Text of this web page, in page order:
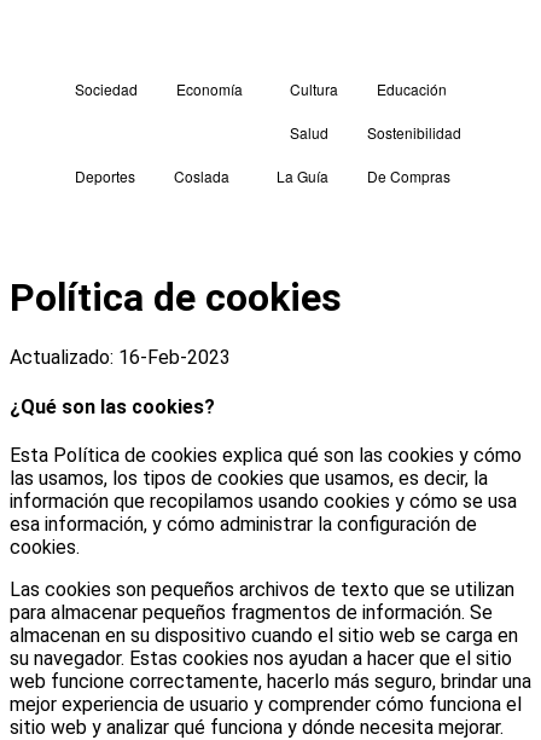
Sociedad Economía Cultura Educación
Salud Sostenibilidad
Deportes Coslada La Guía De Compras
Política de cookies
Actualizado: 16-Feb-2023
¿Qué son las cookies?
Esta Política de cookies explica qué son las cookies y cómo
las usamos, los tipos de cookies que usamos, es decir, la
información que recopilamos usando cookies y cómo se usa
esa información, y cómo administrar la configuración de
cookies.
Las cookies son pequeños archivos de texto que se utilizan
para almacenar pequeños fragmentos de información. Se
almacenan en su dispositivo cuando el sitio web se carga en
su navegador. Estas cookies nos ayudan a hacer que el sitio
web funcione correctamente, hacerlo más seguro, brindar una
mejor experiencia de usuario y comprender cómo funciona el
sitio web y analizar qué funciona y dónde necesita mejorar.